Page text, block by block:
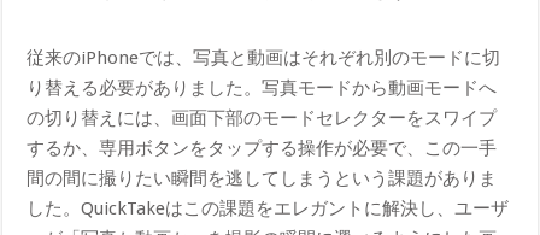
従来のiPhoneでは、写真と動画はそれぞれ別のモードに切
り替える必要がありました。写真モードから動画モードへ
の切り替えには、画面下部のモードセレクターをスワイプ
するか、専用ボタンをタップする操作が必要で、この一手
間の間に撮りたい瞬間を逃してしまうという課題がありま
した。QuickTakeはこの課題をエレガントに解決し、ユーザ